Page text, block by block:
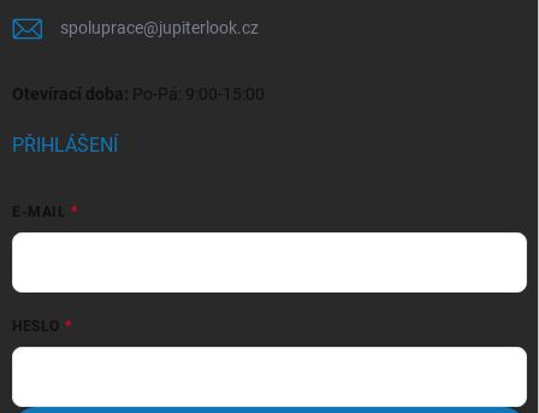
spoluprace@jupiterlook.cz
Otevírací doba: Po-Pá: 9:00-15:00
PŘIHLÁŠENÍ
E-MAIL
HESLO